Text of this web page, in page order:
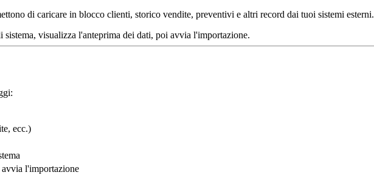
di caricare in blocco clienti, storico vendite, preventivi e altri record dai tuoi sistemi esterni.
visualizza l'anteprima dei dati, poi avvia l'importazione.
ecc.)
l'importazione